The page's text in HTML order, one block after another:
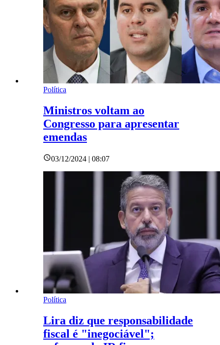
Política
Ministros voltam ao
Congresso para apresentar
emendas
03/12/2024 | 08:07
Política
Lira diz que responsabilidade
fiscal é "inegociável";